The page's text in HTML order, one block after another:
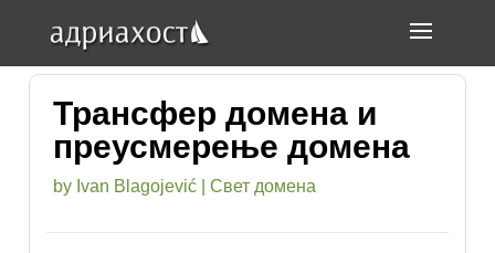
Трансфер домена и
преусмерење домена
by Ivan Blagojević |Свет домена